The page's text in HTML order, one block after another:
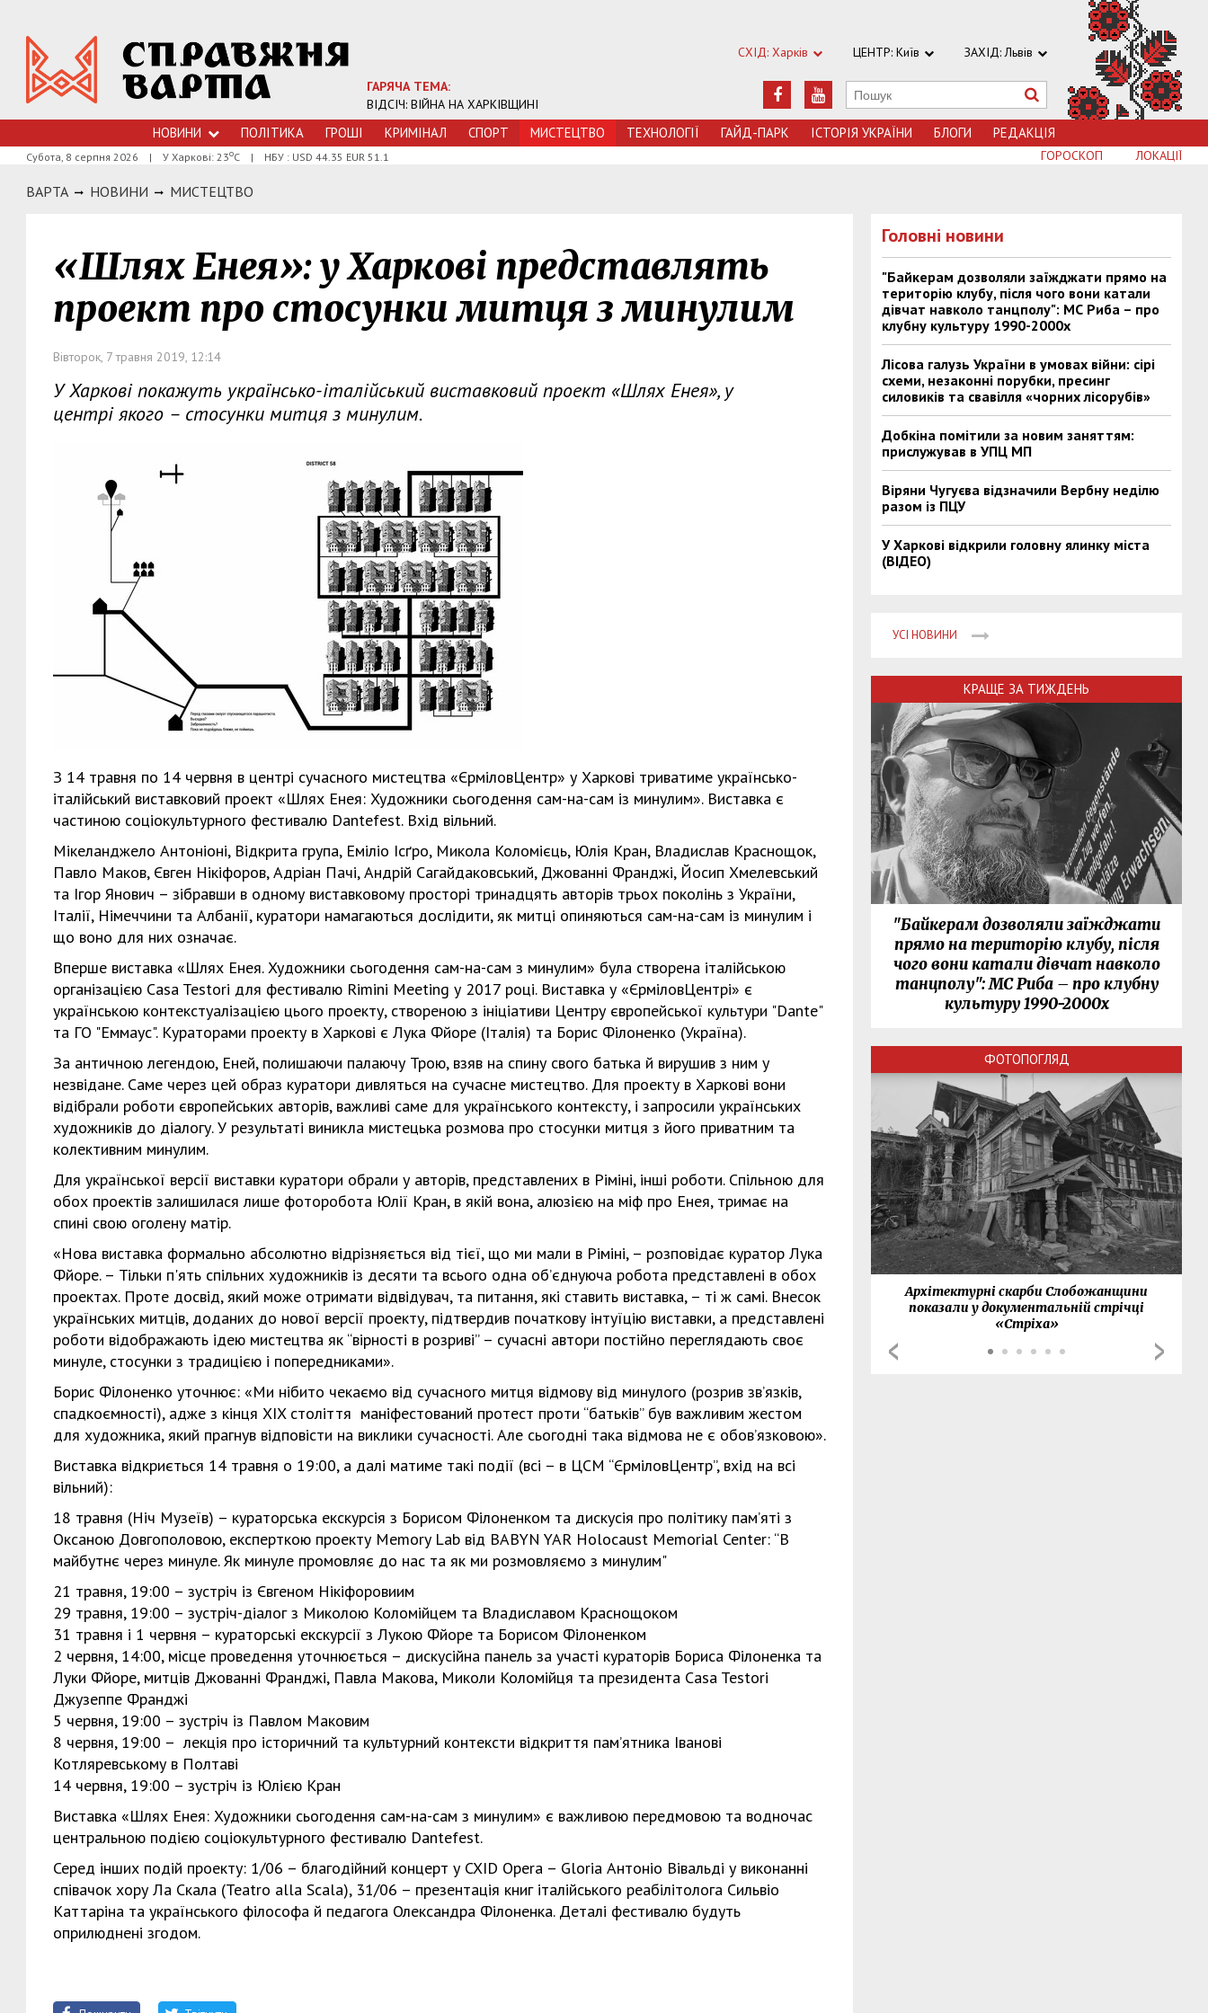
ГАРЯЧА ТЕМА:
ВІДСІЧ: ВІЙНА НА ХАРКІВЩИНІ
СХІД: Харків ЦЕНТР: Київ ЗАХІД: Львів
НОВИНИ ПОЛІТИКА ГРОШI КРИМIНАЛ СПОРТ МИСТЕЦТВО ТЕХНОЛОГIЇ ГАЙД-ПАРК ІСТОРІЯ УКРАЇНИ БЛОГИ РЕДАКЦІЯ
Субота, 8 серпня 2026 | У Харкові: 23оС | НБУ : USD 44.35 EUR 51.1 ЛОКАЦІЇ
ГОРОСКОП
ВАРТА НОВИНИ МИСТЕЦТВО
«Шлях Енея»: у Харкові представлять
проект про стосунки митця з минулим
Вівторок, 7 травня 2019, 12:14
У Харкові покажуть українсько-італійський виставковий проект «Шлях Енея», у
центрі якого – стосунки митця з минулим.
З 14 травня по 14 червня в центрі сучасного мистецтва «ЄрміловЦентр» у Харкові триватиме українсько-
італійський виставковий проект «Шлях Енея: Художники сьогодення сам-на-сам із минулим». Виставка є
частиною соціокультурного фестивалю Dantefest. Вхід вільний.
Мікеланджело Антоніоні, Відкрита група, Еміліо Ісґро, Микола Коломієць, Юлія Кран, Владислав Краснощок,
Павло Маков, Євген Нікіфоров, Адріан Пачі, Андрій Сагайдаковський, Джованні Франджі, Йосип Хмелевський
та Ігор Янович – зібравши в одному виставковому просторі тринадцять авторів трьох поколінь з України,
Італії, Німеччини та Албанії, куратори намагаються дослідити, як митці опиняються сам-на-сам із минулим і
що воно для них означає.
Вперше виставка «Шлях Енея. Художники сьогодення сам-на-сам з минулим» була створена італійською
організацією Casa Testori для фестивалю Rimini Meeting у 2017 році. Виставка у «ЄрміловЦентрі» є
українською контекстуалізацією цього проекту, створеною з ініціативи Центру європейської культури "Dante"
та ГО "Еммаус". Кураторами проекту в Харкові є Лука Фйоре (Італія) та Борис Філоненко (Україна).
За античною легендою, Еней, полишаючи палаючу Трою, взяв на спину свого батька й вирушив з ним у
незвідане. Саме через цей образ куратори дивляться на сучасне мистецтво. Для проекту в Харкові вони
відібрали роботи європейських авторів, важливі саме для українського контексту, і запросили українських
художників до діалогу. У результаті виникла мистецька розмова про стосунки митця з його приватним та
колективним минулим.
Для української версії виставки куратори обрали у авторів, представлених в Ріміні, інші роботи. Спільною для
обох проектів залишилася лише фоторобота Юлії Кран, в якій вона, алюзією на міф про Енея, тримає на
спині свою оголену матір.
«Нова виставка формально абсолютно відрізняється від тієї, що ми мали в Ріміні, – розповідає куратор Лука
Фйоре. – Тільки п'ять спільних художників із десяти та всього одна об’єднуюча робота представлені в обох
проектах. Проте досвід, який може отримати відвідувач, та питання, які ставить виставка, – ті ж самі. Внесок
українських митців, доданих до нової версії проекту, підтвердив початкову інтуїцію виставки, а представлені
роботи відображають ідею мистецтва як “вірності в розриві” – сучасні автори постійно переглядають своє
минуле, стосунки з традицією і попередниками».
Борис Філоненко уточнює: «Ми нібито чекаємо від сучасного митця відмову від минулого (розрив зв’язків,
спадкоємності), адже з кінця XIX століття маніфестований протест проти “батьків” був важливим жестом
для художника, який прагнув відповісти на виклики сучасності. Але сьогодні така відмова не є обов’язковою».
Виставка відкриється 14 травня о 19:00, а далі матиме такі події (всі – в ЦСМ “ЄрміловЦентр”, вхід на всі
вільний):
18 травня (Ніч Музеїв) – кураторська екскурсія з Борисом Філоненком та дискусія про політику пам’яті з
Оксаною Довгополовою, експерткою проекту Memory Lab від BABYN YAR Holocaust Memorial Center: “В
майбутнє через минуле. Як минуле промовляє до нас та як ми розмовляємо з минулим"
21 травня, 19:00 – зустріч із Євгеном Нікіфоровиим
29 травня, 19:00 – зустріч-діалог з Миколою Коломійцем та Владиславом Краснощоком
31 травня і 1 червня – кураторські екскурсії з Лукою Фйоре та Борисом Філоненком
2 червня, 14:00, місце проведення уточнюється – дискусійна панель за участі кураторів Бориса Філоненка та
Луки Фйоре, митців Джованні Франджі, Павла Макова, Миколи Коломійця та президента Casa Testori
Джузеппе Франджі
5 червня, 19:00 – зустріч із Павлом Маковим
8 червня, 19:00 – лекція про історичний та культурний контексти відкриття пам’ятника Іванові
Котляревському в Полтаві
14 червня, 19:00 – зустріч із Юлією Кран
Виставка «Шлях Енея: Художники сьогодення сам-на-сам з минулим» є важливою передмовою та водночас
центральною подією соціокультурного фестивалю Dantefest.
Серед інших подій проекту: 1/06 – благодійний концерт у CXID Opera – Gloria Антоніо Вівальді у виконанні
співачок хору Ла Скала (Теаtro alla Scala), 31/06 – презентація книг італійського реабілітолога Сильвіо
Каттаріна та українського філософа й педагога Олександра Філоненка. Деталі фестивалю будуть
оприлюднені згодом.
Головні новини
"Байкерам дозволяли заїжджати прямо на
територію клубу, після чого вони катали
дівчат навколо танцполу": МС Риба – про
клубну культуру 1990-2000х
Лісова галузь України в умовах війни: сірі
схеми, незаконні порубки, пресинг
силовиків та свавілля «чорних лісорубів»
Добкіна помітили за новим заняттям:
прислужував в УПЦ МП
Віряни Чугуєва відзначили Вербну неділю
разом із ПЦУ
У Харкові відкрили головну ялинку міста
(ВІДЕО)
УСІ НОВИНИ
КРАЩЕ ЗА ТИЖДЕНЬ
"Байкерам дозволяли заїжджати
прямо на територію клубу, після
чого вони катали дівчат навколо
танцполу": МС Риба – про клубну
культуру 1990-2000х
ФОТОПОГЛЯД
Харковом ширяться добрі вчинки
Архітектурні скарби Слобожанщини
показали у документальній стрічці
«Стріха»